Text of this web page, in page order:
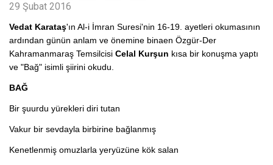
29 Şubat 2016
Vedat Karataş'ın Al-i İmran Suresi'nin 16-19. ayetleri okumasının
ardından günün anlam ve önemine binaen Özgür-Der
Kahramanmaraş Temsilcisi Celal Kurşun kısa bir konuşma yaptı
ve "Bağ" isimli şiirini okudu.
BAĞ
Bir şuurdu yürekleri diri tutan
Vakur bir sevdayla birbirine bağlanmış
Kenetlenmiş omuzlarla yeryüzüne kök salan